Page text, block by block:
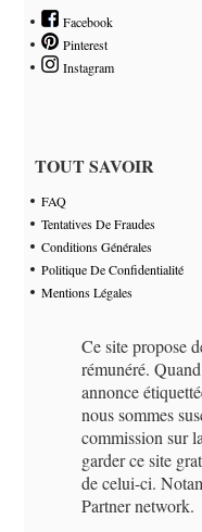
Facebook
Pinterest
Instagram
TOUT SAVOIR
FAQ
Tentatives De Fraudes
Conditions Générales
Politique De Confidentialité
Mentions Légales
Ce site propose
rémunéré.
annonce
nous sommes
commission sur
garder ce site
de celui-ci.
Partner network.